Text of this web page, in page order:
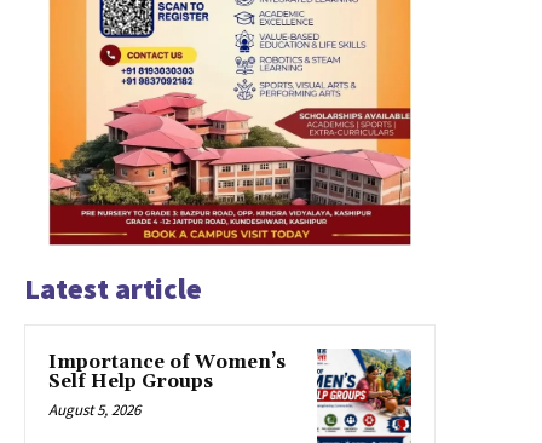
Latest article
Importance of Women’s
Self Help Groups
August 5, 2026